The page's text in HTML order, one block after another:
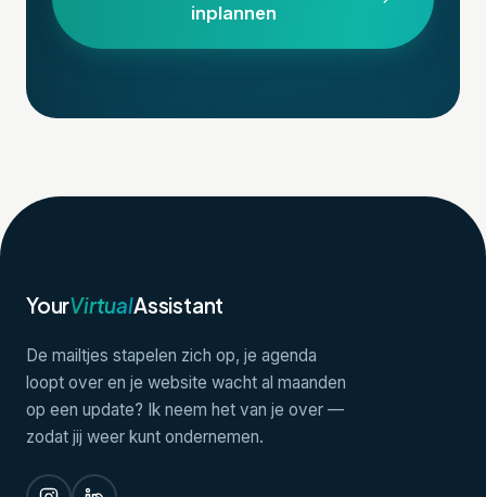
inplannen
YourVirtualAssistant
De mailtjes stapelen zich op, je agenda
loopt over en je website wacht al maanden
op een update? Ik neem het van je over —
zodat jij weer kunt ondernemen.